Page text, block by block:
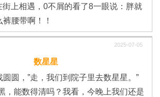
街上相遇，0不屑的看了8一眼说：胖就
腰带啊！！
2025-07-05
数星星
圆，”走，我们到院子里去数星星。”
，能数得清吗？我看，今晚上我们还是